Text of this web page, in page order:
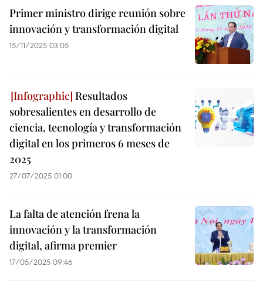
Primer ministro dirige reunión sobre
innovación y transformación digital
15/11/2025 03:05
Resultados
sobresalientes en desarrollo de
ciencia, tecnología y transformación
digital en los primeros 6 meses de
2025
27/07/2025 01:00
La falta de atención frena la
innovación y la transformación
digital, afirma premier
17/05/2025 09:46